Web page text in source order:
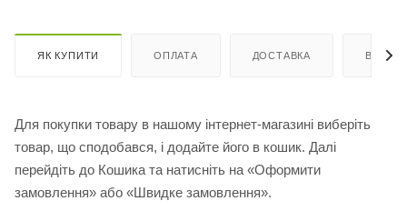
ЯК КУПИТИ ОПЛАТА ДОСТАВКА
Для покупки товару в нашому інтернет-магазині виберіть
товар, що сподобався, і додайте його в кошик. Далі
перейдіть до Кошика та натисніть на «Оформити
замовлення» або «Швидке замовлення».